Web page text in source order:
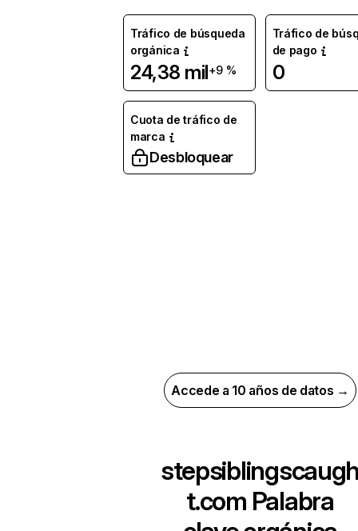
Tráfico de búsqueda
orgánica
24,38 mil+9 %
Tráfico de
de pago
0
Cuota de tráfico de
marca
Desbloquear
Accede a 10 años de datos →
t.com Palabra